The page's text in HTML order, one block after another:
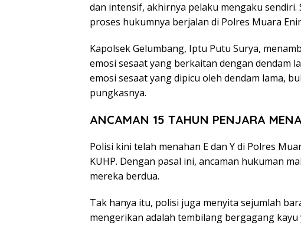
dan intensif, akhirnya pelaku mengaku sendiri.
proses hukumnya berjalan di Polres Muara
Kapolsek Gelumbang, Iptu Putu Surya,
emosi sesaat yang berkaitan dengan dendam
emosi sesaat yang dipicu oleh dendam lama,
pungkasnya.
ANCAMAN 15 TAHUN PENJARA
Polisi kini telah menahan E dan Y di Polres
KUHP. Dengan pasal ini, ancaman hukuman
mereka berdua.
Tak hanya itu, polisi juga menyita sejumlah
mengerikan adalah tembilang bergagang